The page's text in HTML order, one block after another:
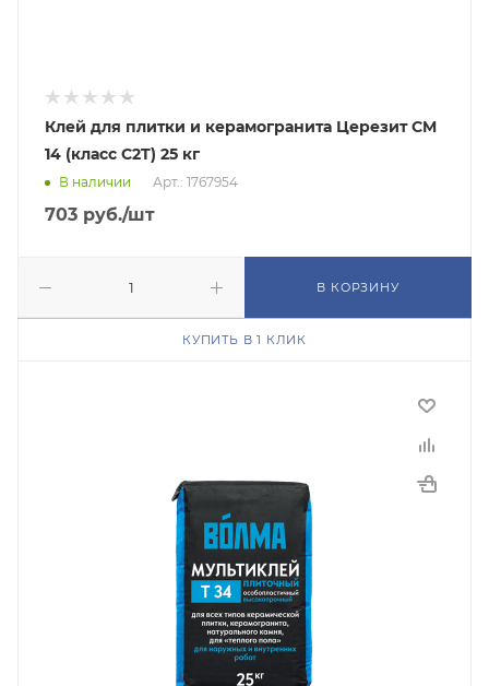
Клей для плитки и керамогранита Церезит CM
14 (класс C2T) 25 кг
В наличии Арт.: 1767954
703 руб./шт
В КОРЗИНУ
КУПИТЬ В 1 КЛИК